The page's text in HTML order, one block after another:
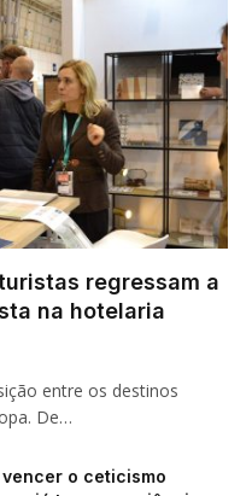
regressam a
na hotelaria
entre os destinos
De…
vencer o ceticismo